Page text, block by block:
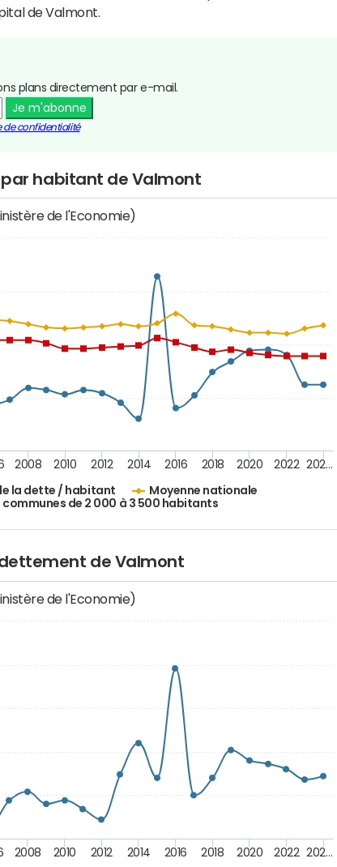
de Valmont.
plans directement par e-mail.
Je m'abonne
de confidentialité
habitant de Valmont
de l'Economie)
la dette / habitant
Moyenne nationale
communes de 2 000 à 3 500 habitants
2008 2010 2012 2014 2016 2018 2020 2022 202…
de Valmont
de l'Economie)
2008 2010 2012 2014 2016 2018 2020 2022 202…